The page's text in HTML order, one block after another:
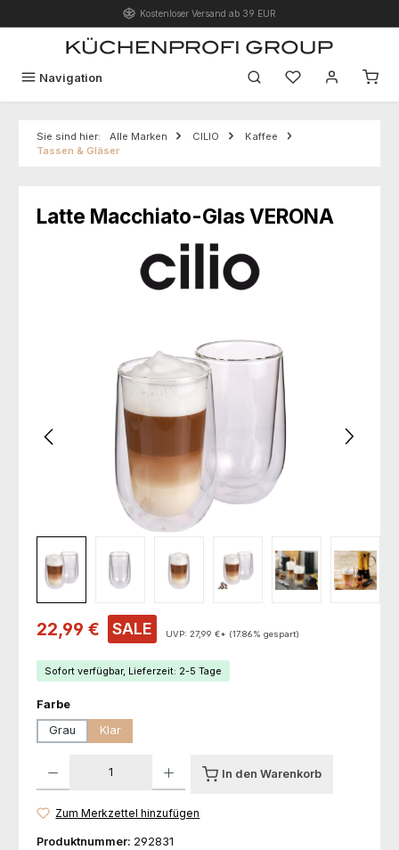
Zum Hauptinhalt springenKostenloser Versand ab 39 EUR
Navigation Du hast 0
Sie sind hier: Alle Marken CILIO
Kaffee
Tassen & Gläser
Latte Macchiato-Glas VERONA
Verkaufspreis:
22,99 € SALE UVP: 27,99 €* (17.86% gespart)
Sofort verfügbar, Lieferzeit: 2-5 Tage
Farbeauswählen
Grau
Klar
In den Warenkorb
Zum Merkzettel hinzufügen
Produktnummer: 292831